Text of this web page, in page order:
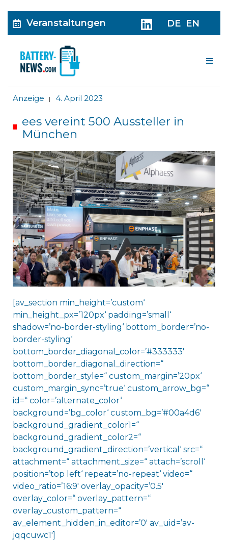
Veranstaltungen DE EN
Anzeige | 4. April 2023
ees vereint 500 Aussteller in
München
[av_section min_height=’custom‘
min_height_px=’120px‘ padding=’small‘
shadow=’no-border-styling‘ bottom_border=’no-
border-styling‘
bottom_border_diagonal_color=’#333333′
bottom_border_diagonal_direction=“
bottom_border_style=“ custom_margin=’20px‘
custom_margin_sync=’true‘ custom_arrow_bg=“
id=“ color=’alternate_color‘
background=’bg_color‘ custom_bg=’#00a4d6′
background_gradient_color1=“
background_gradient_color2=“
background_gradient_direction=’vertical‘ src=“
attachment=“ attachment_size=“ attach=’scroll‘
position=’top left‘ repeat=’no-repeat‘ video=“
video_ratio=’16:9′ overlay_opacity=’0.5′
overlay_color=“ overlay_pattern=“
overlay_custom_pattern=“
av_element_hidden_in_editor=’0′ av_uid=’av-
jqqcuwc1′]